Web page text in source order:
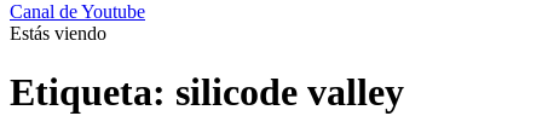
Canal de Youtube
Estás viendo
Etiqueta: silicode valley